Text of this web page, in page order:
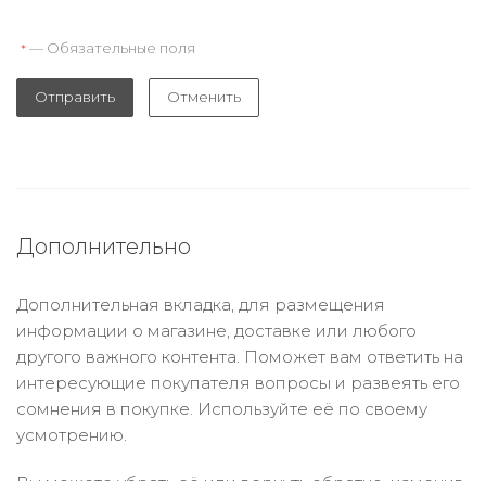
* — Обязательные поля
Отправить Отменить
Дополнительно
Дополнительная вкладка, для размещения
информации о магазине, доставке или любого
другого важного контента. Поможет вам ответить на
интересующие покупателя вопросы и развеять его
сомнения в покупке. Используйте её по своему
усмотрению.